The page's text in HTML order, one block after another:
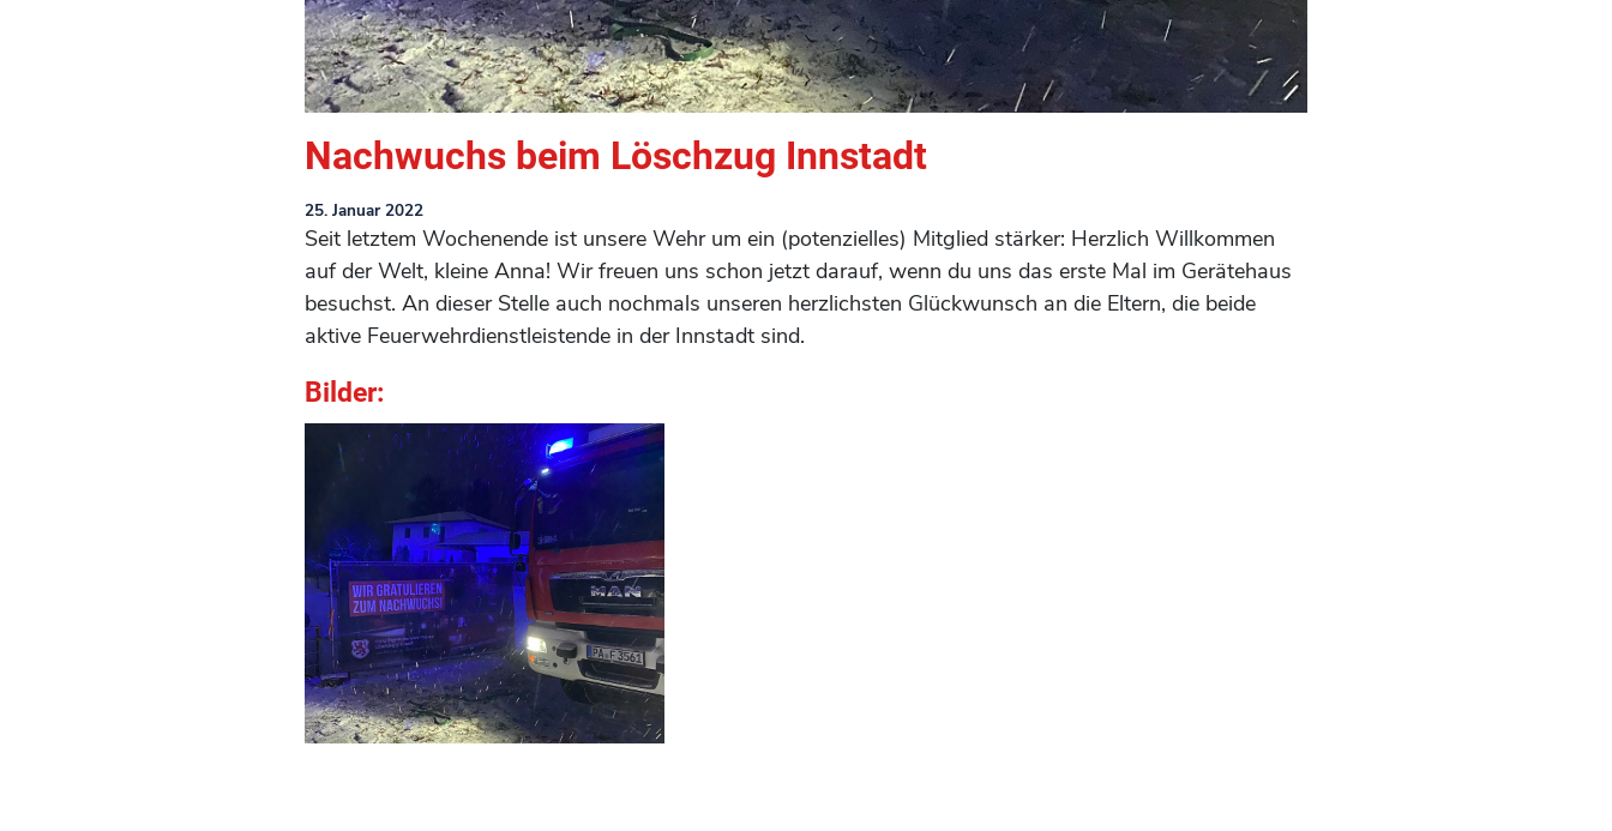
Nachwuchs beim Löschzug Innstadt
25. Januar 2022
Seit letztem Wochenende ist unsere Wehr um ein (potenzielles) Mitglied stärker: Herzlich Willkommen
auf der Welt, kleine Anna! Wir freuen uns schon jetzt darauf, wenn du uns das erste Mal im Gerätehaus
besuchst. An dieser Stelle auch nochmals unseren herzlichsten Glückwunsch an die Eltern, die beide
aktive Feuerwehrdienstleistende in der Innstadt sind.
Bilder: